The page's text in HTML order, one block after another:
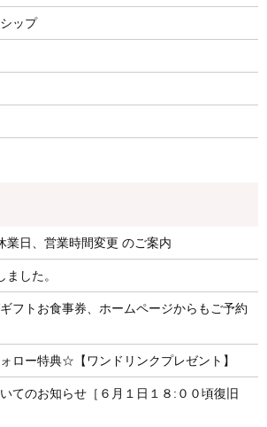
ップ
日、営業時間変更 のご案内
した。
フトお食事券、ホームページからもご予約
ロー特典☆【ワンドリンクプレゼント】
てのお知らせ［６月１日１８:００頃復旧